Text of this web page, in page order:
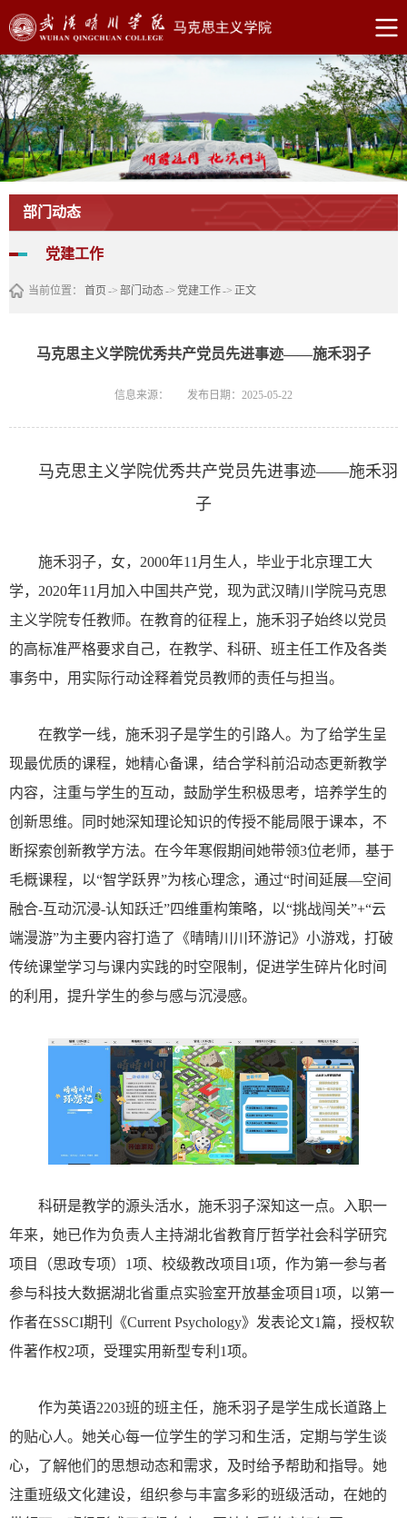
部门动态
党建工作
当前位置： 首页 -> 部门动态-> 党建工作-> 正文
马克思主义学院优秀共产党员先进事迹——施禾羽子
信息来源： 发布日期：2025-05-22
马克思主义学院优秀共产党员先进事迹——施禾羽
子
施禾羽子，女， 2000年11月生人，毕业于北京理工大
学，2020年11月加入中国共产党，现为武汉晴川学院马克思
主义学院专任教师。在教育的征程上，施禾羽子始终以党员
的高标准严格要求自己，在教学、科研、班主任工作及各类
事务中，用实际行动诠释着党员教师的责任与担当。
在教学一线，施禾羽子是学生的引路人。为了给学生呈
现最优质的课程，她精心备课，结合学科前沿动态更新教学
内容，注重与学生的互动，鼓励学生积极思考，培养学生的
创新思维。同时她深知理论知识的传授不能局限于课本，不
断探索创新教学方法。在今年寒假期间她带领3位老师，基于
毛概课程，以“智学跃界”为核心理念，通过“时间延展—空间
融合-互动沉浸-认知跃迁”四维重构策略，以“挑战闯关”+“云
端漫游”为主要内容打造了《晴晴川川环游记》小游戏，打破
传统课堂学习与课内实践的时空限制，促进学生碎片化时间
的利用，提升学生的参与感与沉浸感。
科研是教学的源头活水，施禾羽子深知这一点。入职一
年来，她已作为负责人主持湖北省教育厅哲学社会科学研究
项目（思政专项） 1项、校级教改项目1项，作为第一参与者
参与科技大数据湖北省重点实验室开放基金项目1项，以第一
作者在SSCI期刊《Current Psychology》发表论文1篇，授权软
件著作权2项，受理实用新型专利1项。
作为英语2203班的班主任，施禾羽子是学生成长道路上
的贴心人。她关心每一位学生的学习和生活，定期与学生谈
心，了解他们的思想动态和需求，及时给予帮助和指导。她
注重班级文化建设，组织参与丰富多彩的班级活动，在她的